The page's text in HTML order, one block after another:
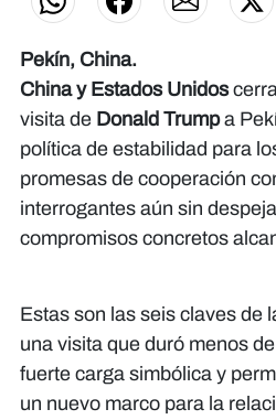
Pekín, China.
China y Estados Unidos
visita de Donald Trumpa
política de estabilidad para
promesas de cooperación
interrogantes aún sin
compromisos concretos
Estas son las seis claves de
una visita que duró menos
fuerte carga simbólica y
un nuevo marco para la